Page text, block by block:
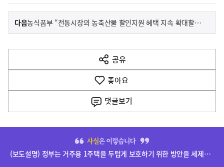
이
전
다
음
다음기
사
농식품부 “전통시장의 농축산물 할인지원 혜택 지속 확대할 것”
공유
열
기
좋아요
댓글보기
(보도설명) 정부는 거주용 1주택을 두텁게 보호하기 위한 방안을 세제개편안에 담았습니다.